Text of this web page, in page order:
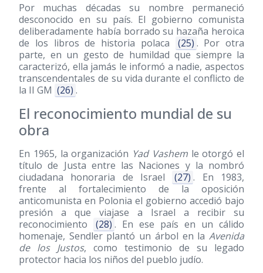
Por muchas décadas su nombre permaneció
desconocido en su país. El gobierno comunista
deliberadamente había borrado su hazaña heroica
de los libros de historia polaca
(25) . Por otra
parte, en un gesto de humildad que siempre la
caracterizó, ella jamás le informó a nadie, aspectos
transcendentales de su vida durante el conflicto de
la II GM (26) .
El reconocimiento mundial de su
obra
En 1965, la organización Yad Vashemle otorgó el
título de Justa entre las Naciones y la nombró
ciudadana honoraria de Israel
(27) . En 1983,
frente al fortalecimiento de la oposición
anticomunista en Polonia el gobierno accedió bajo
presión a que viajase a Israel a recibir su
reconocimiento
(28) . En ese país en un cálido
homenaje, Sendler plantó un árbol en la Avenida
de los Justos, como testimonio de su legado
protector hacia los niños del pueblo judío.